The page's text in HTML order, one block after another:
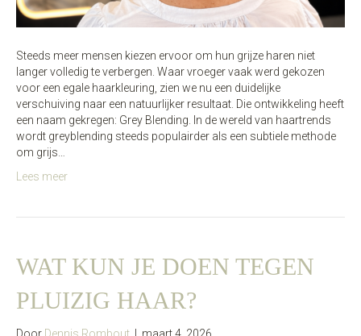
Steeds meer mensen kiezen ervoor om hun grijze haren niet
langer volledig te verbergen. Waar vroeger vaak werd gekozen
voor een egale haarkleuring, zien we nu een duidelijke
verschuiving naar een natuurlijker resultaat. Die ontwikkeling heeft
een naam gekregen: Grey Blending. In de wereld van haartrends
wordt greyblending steeds populairder als een subtiele methode
om grijs…
Lees meer
WAT KUN JE DOEN TEGEN
PLUIZIG HAAR?
Door Dennis Rombout maart 4, 2026